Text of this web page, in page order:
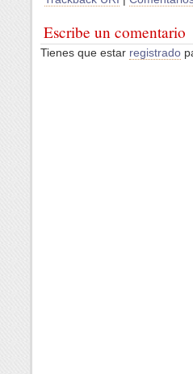
Escribe un comentario
Tienes que estar registrado